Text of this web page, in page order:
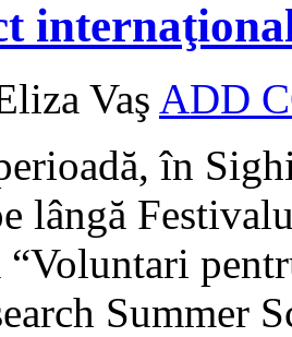
Vaş ADD
în
lângă
Summer